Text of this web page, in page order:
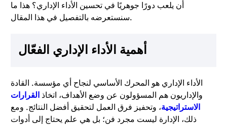
أن يلعب دورًا جوهريًا في تحسين الأداء الإداري؟ هذا ما
سنستعرضه بالتفصيل في هذا المقال.
أهمية الأداء الإداري الفعّال
الأداء الإداري هو المحرك الأساسي لنجاح أي مؤسسة. القادة
والإداريون هم المسؤولون عن وضع الأهداف، اتخاذ القرارات
الاستراتيجية، وتحفيز فرق العمل لتحقيق أفضل النتائج. ومع
ذلك، الإدارة ليست مجرد فن؛ بل هي علم يحتاج إلى أدوات